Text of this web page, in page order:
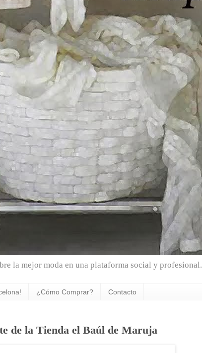
la mejor moda en una plataforma social y profesional.
¿Cómo Comprar? Contacto
de la Tienda el Baúl de Maruja